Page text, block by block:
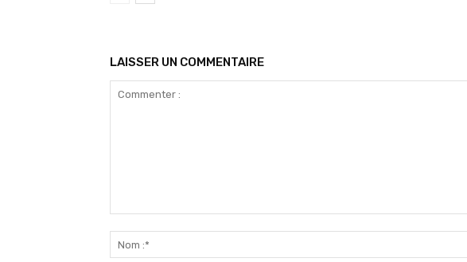
LAISSER UN COMMENTAIRE